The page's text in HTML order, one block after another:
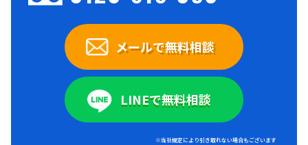
メールで無料相談
LINEで無料相談
※当社規定により引き取れない場合もございます